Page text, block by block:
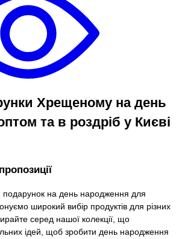
Хрещеному на день
та в роздріб у Києві
подарунок на день народження для
широкий вибір продуктів для різних
серед нашої колекції, що
ідей, щоб зробити день народження